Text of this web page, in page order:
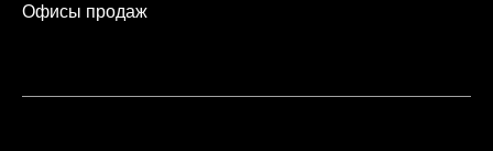
Офисы продаж